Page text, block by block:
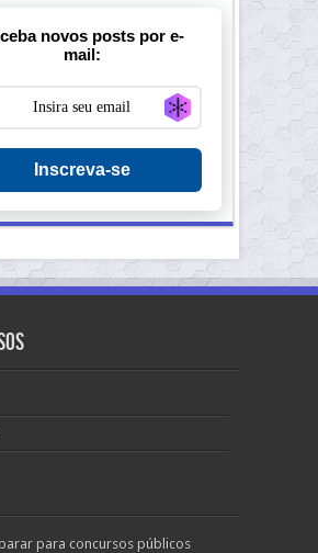
novos posts por e-
mail:
Inscreva-se
para concursos públicos